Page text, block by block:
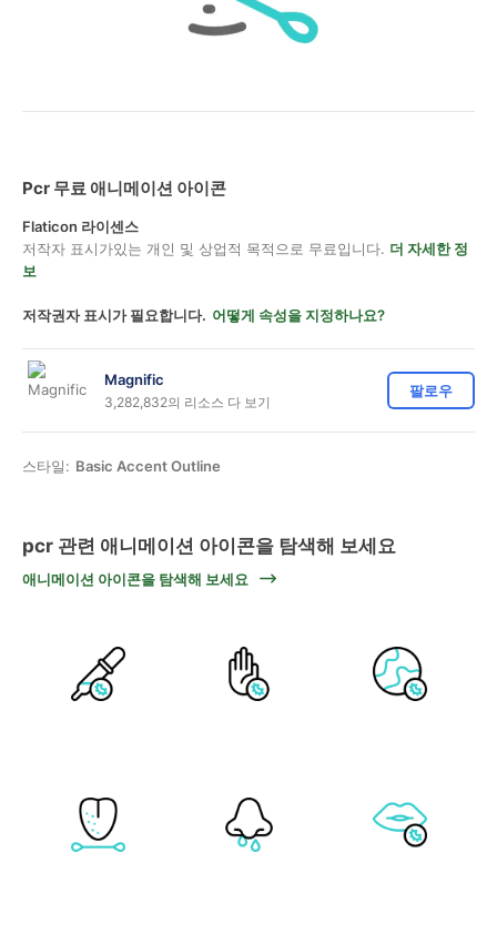
Pcr 무료 애니메이션 아이콘
Flaticon 라이센스
저작자 표시가있는 개인 및 상업적 목적으로 무료입니다. 더 자세한 정
보
저작권자 표시가 필요합니다. 어떻게 속성을 지정하나요?
Magnific
3,282,832의 리소스 다 보기
팔로우
스타일: Basic Accent Outline
pcr 관련 애니메이션 아이콘을 탐색해 보세요
애니메이션 아이콘을 탐색해 보세요